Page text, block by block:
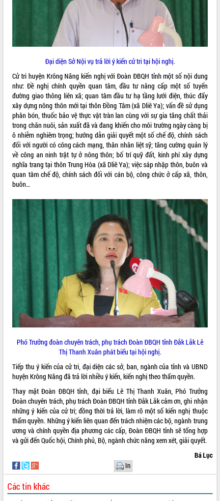
Đắk Lắk công bố Quy hoạch và xúc
Ngành cá ngừ Đắk Lắk chủ động thích
ứng để giữ vững thị trường xuất khẩu
phá cơ chế - Hợp tác công tư
Đề án 06 tạo bước ngoặt đột phá trong
cải cách hành chính tỉnh Đắk Lắk
Kết nối tour, đẩy mạnh chuyển đổi số
để phát triển du lịch Đắk Lắk
Khởi động Dự án Đầu tư xây dựng hạ
tầng kỹ thuật Cụm công nghiệp Tân
Tiến
Gặp mặt các cơ quan báo chí nhân Kỷ
niệm 101 năm Ngày Báo chí Cách
mạng Việt Nam
Đắk Lắk sơ kết 4 năm triển khai thực
Quy hoạch và Xúc tiến đầu tư tỉnh Đắk
Khơi thông điểm nghẽn, đẩy nhanh
giải ngân vốn khắc phục thiên tai
HĐND tỉnh thông qua điều chỉnh Quy
hoạch tỉnh thời kỳ 2021-2030
Hội thảo góp ý hồ sơ điều chỉnh quy
hoạch tỉnh Đắk Lắk thời kỳ 2021-2030,
tầm nhìn đến năm 2050
Nâng cao hiệu quả hoạt động của các
doanh nghiệp nhà nước
Hội nghị triển khai kết nối mạng
truyền số liệu chuyên dùng phục vụ cơ
Lễ phát động chuỗi hoạt động chung
tay làm sạch môi trường
Xã Ea Kar bước chuyển mình trong
công tác cải cách hành chính mô hình
mới
UBND tỉnh họp báo định kỳ tháng 4
năm 2026
Hội thảo khoa học “Giải pháp thúc đẩy
Đắk Lắk”
hiện nhiệm vụ quản lý tài sản công
hàng tuần
Đại diện Sở Nội vụ trả lời ý kiến cử tri tại hội nghị.
Cử tri huyện Krông Năng kiến nghị với Đoàn ĐBQH tỉnh một số nội dung
như: Đề nghị chính quyền quan tâm, đầu tư nâng cấp một số tuyến
đường giao thông liên xã; quan tâm đầu tư hạ tầng lưới điện, thúc đẩy
xây dựng nông thôn mới tại thôn Đồng Tâm (xã Dliê Ya); vấn đề sử dụng
phân bón, thuốc bảo vệ thực vật tràn lan cùng với sự gia tăng chất thải
trong chăn nuôi, sản xuất đã và đang khiến cho môi trường ngày càng bị
ô nhiễm nghiêm trọng; hướng dẫn giải quyết một số chế độ, chính sách
đối với người có công cách mạng, thân nhân liệt sỹ; tăng cường quản lý
về công an ninh trật tự ở nông thôn; bố trí quỹ đất, kinh phí xây dựng
nghĩa trang tại thôn Trung Hòa (xã Dliê Ya); việc sáp nhập thôn, buôn và
quan tâm chế độ, chính sách đối với cán bộ, công chức ở cấp xã, thôn,
buôn…
Phó Trưởng đoàn chuyên trách, phụ trách Đoàn ĐBQH tỉnh Đắk Lắk Lê
Thị Thanh Xuân phát biểu tại hội nghị.
Tiếp thu ý kiến của cử tri, đại diện các sở, ban, ngành của tỉnh và UBND
huyện Krông Năng đã trả lời nhiều ý kiến, kiến nghị theo thẩm quyền.
Thay mặt Đoàn ĐBQH tỉnh, đại biểu Lê Thị Thanh Xuân, Phó Trưởng
Đoàn chuyên trách, phụ trách Đoàn ĐBQH tỉnh Đắk Lắk cảm ơn, ghi nhận
những ý kiến của cử tri; đồng thời trả lời, làm rõ một số kiến nghị thuộc
thẩm quyền. Những ý kiến liên quan đến trách nhiệm các bộ, ngành trung
ương và chính quyền địa phương các cấp, Đoàn ĐBQH tỉnh sẽ tổng hợp
và gửi đến Quốc hội, Chính phủ, Bộ, ngành chức năng xem xét, giải quyết.
Bá Lục
In
Các tin khác